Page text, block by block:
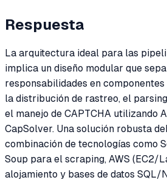
Respuesta
La arquitectura ideal para las
implica un diseño modular que
responsabilidades en
la distribución de rastreo, el
el manejo de CAPTCHA utilizando
CapSolver. Una solución robusta
combinación de tecnologías como
Soup para el scraping, AWS (EC2/
alojamiento y bases de datos SQL/